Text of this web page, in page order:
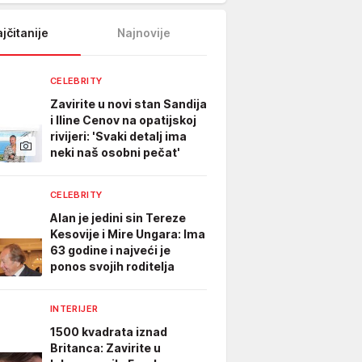
Najnovije
CELEBRITY
Zavirite u novi stan Sandija
i Iline Cenov na opatijskoj
rivijeri: 'Svaki detalj ima
neki naš osobni pečat'
CELEBRITY
Alan je jedini sin Tereze
Kesovije i Mire Ungara: Ima
63 godine i najveći je
ponos svojih roditelja
INTERIJER
1500 kvadrata iznad
Britanca: Zavirite u